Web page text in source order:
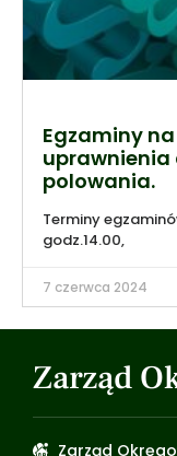
Egzaminy
uprawnienia
polowania.
Terminy
godz.14.00,
7 czerwca 2024
Zarząd
Zarząd